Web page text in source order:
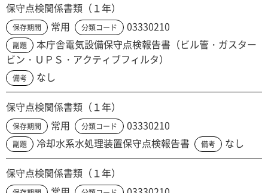
保守点検関係書類（１年）
保存期間 常用 分類コード 03330210
副題
本庁舎電気設備保守点検報告書（ビル管・ガスター
ビン・ＵＰＳ・アクティブフィルタ）
備考 なし
保守点検関係書類（１年）
保存期間 常用 分類コード 03330210
副題 冷却水系水処理装置保守点検報告書 備考 なし
保守点検関係書類（１年）